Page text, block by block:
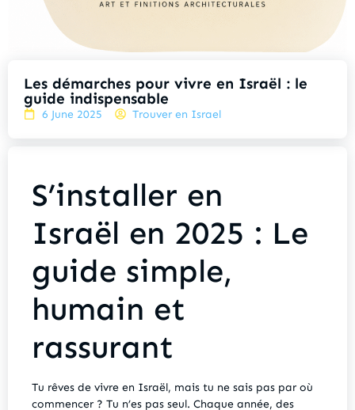
Les démarches pour vivre en Israël : le
guide indispensable
6 June 2025 Trouver en Israel
S’installer en
Israël en 2025 : Le
guide simple,
humain et
rassurant
Tu rêves de vivre en Israël, mais tu ne sais pas par où
commencer ? Tu n’es pas seul. Chaque année, des